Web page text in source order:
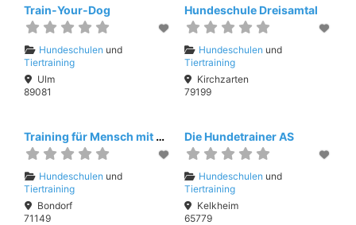
Train-Your-Dog
Hundeschulen und
Tiertraining
Ulm
89081
Hundeschule Dreisamtal
Hundeschulen und
Tiertraining
Kirchzarten
79199
Training für Mensch mit Hund
Hundeschulen und
Tiertraining
Bondorf
71149
Die Hundetrainer AS
Hundeschulen und
Tiertraining
Kelkheim
65779